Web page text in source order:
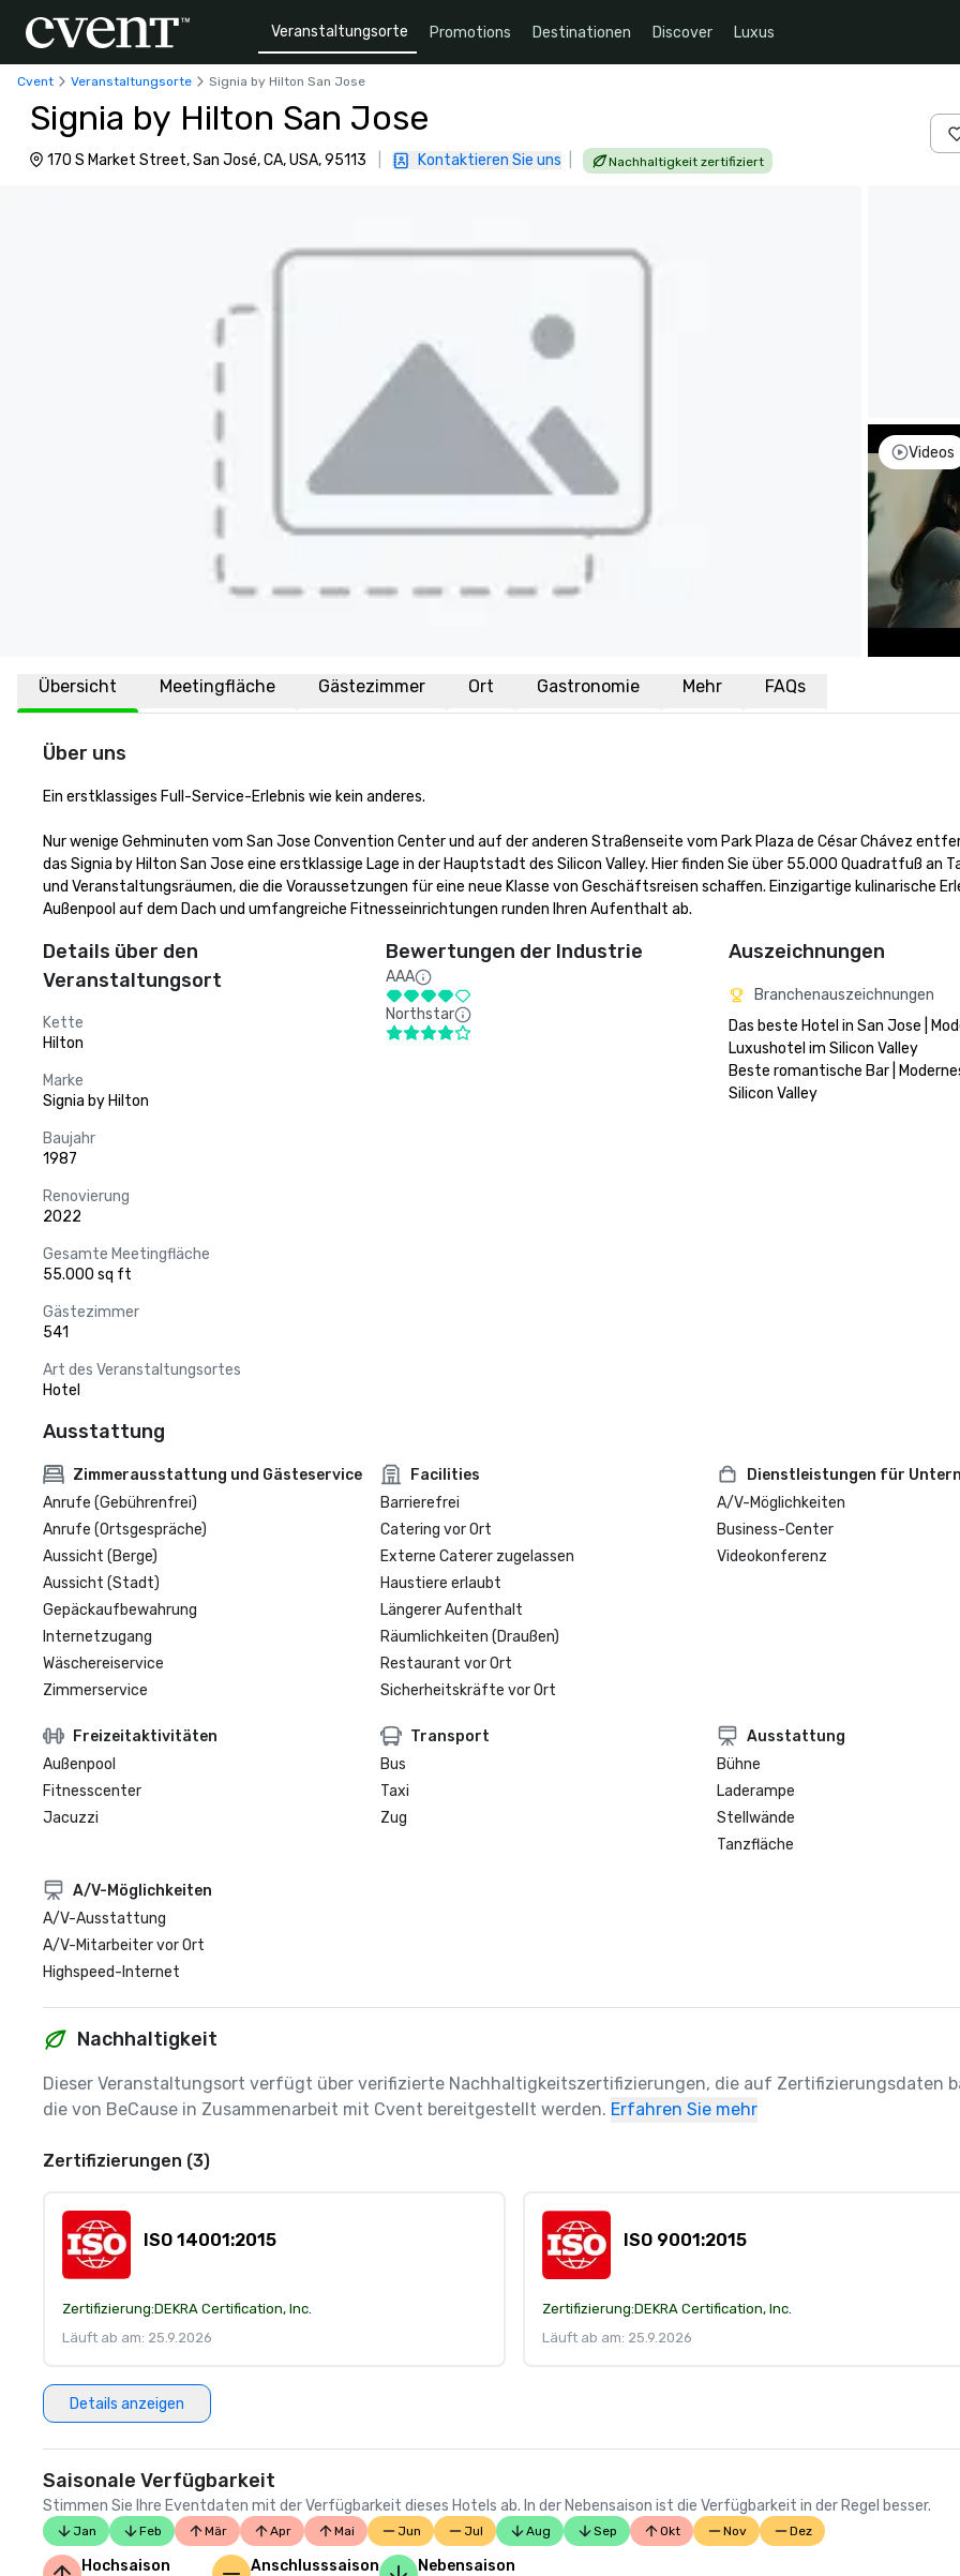
Veranstaltungsorte Promotions Destinationen Discover Luxus
Cvent Veranstaltungsorte Signia by Hilton San Jose
Signia by Hilton San Jose
170 S Market Street, San José, CA, USA, 95113 Kontaktieren Sie uns Nachhaltigkeit zertifiziert
Videos
Übersicht Meetingfläche Gästezimmer Ort Gastronomie Mehr FAQs
Über uns
Ein erstklassiges Full-Service-Erlebnis wie kein anderes.
Nur wenige Gehminuten vom San Jose Convention Center und auf der anderen Straßenseite vom Park Plaza de César Chávez
das Signia by Hilton San Jose eine erstklassige Lage in der Hauptstadt des Silicon Valley. Hier finden Sie über 55.000 Quadratfuß an
und Veranstaltungsräumen, die die Voraussetzungen für eine neue Klasse von Geschäftsreisen schaffen. Einzigartige kulinarische
Außenpool auf dem Dach und umfangreiche Fitnesseinrichtungen runden Ihren Aufenthalt ab.
Details über den
Veranstaltungsort
Kette
Hilton
Marke
Signia by Hilton
Baujahr
1987
Renovierung
2022
Gesamte Meetingfläche
55.000 sq ft
Gästezimmer
541
Art des Veranstaltungsortes
Hotel
Bewertungen der Industrie
AAA
Northstar
Auszeichnungen
Branchenauszeichnungen
Das beste Hotel in San Jose |
Luxushotel im Silicon Valley
Beste romantische Bar |
Ausstattung
Zimmerausstattung und Gästeservice
Anrufe (Gebührenfrei)
Anrufe (Ortsgespräche)
Aussicht (Berge)
Aussicht (Stadt)
Gepäckaufbewahrung
Internetzugang
Wäschereiservice
Zimmerservice
Facilities
Barrierefrei
Catering vor Ort
Externe Caterer zugelassen
Haustiere erlaubt
Längerer Aufenthalt
Räumlichkeiten (Draußen)
Restaurant vor Ort
Sicherheitskräfte vor Ort
Dienstleistungen für
A/V-Möglichkeiten
Business-Center
Videokonferenz
Freizeitaktivitäten
Außenpool
Fitnesscenter
Jacuzzi
Transport
Bus
Taxi
Zug
Ausstattung
Bühne
Laderampe
Stellwände
Tanzfläche
A/V-Möglichkeiten
A/V-Ausstattung
A/V-Mitarbeiter vor Ort
Highspeed-Internet
Nachhaltigkeit
Dieser Veranstaltungsort verfügt über verifizierte Nachhaltigkeitszertifizierungen, die auf Zertifizierungsdaten
die von BeCause in Zusammenarbeit mit Cvent bereitgestellt werden. Erfahren Sie mehr
Zertifizierungen (3)
ISO 14001:2015
Zertifizierung:DEKRA Certification, Inc.
Läuft ab am: 25.9.2026
ISO 9001:2015
Zertifizierung:DEKRA Certification, Inc.
Läuft ab am: 25.9.2026
Details anzeigen
Saisonale Verfügbarkeit
Stimmen Sie Ihre Eventdaten mit der Verfügbarkeit dieses Hotels ab. In der Nebensaison ist die Verfügbarkeit in der Regel besser.
Jan Feb Mär Apr Mai Jun Jul Aug Sep Okt Nov Dez
Hochsaison
Anschlusssaison
Nebensaison